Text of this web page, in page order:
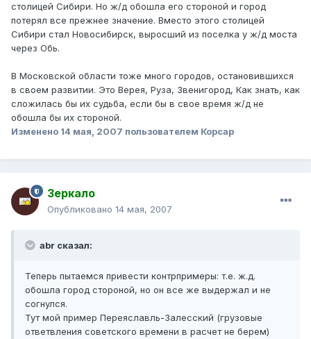
столицей Сибири. Но ж/д обошла его стороной и город
потерял все прежнее значение. Вместо этого столицей
Сибири стал Новосибирск, выросший из поселка у ж/д моста
через Обь.
В Московской области тоже много городов, остановившихся
в своем развитии. Это Верея, Руза, Звенигород, Как знать, как
сложилась бы их судьба, если бы в свое время ж/д не
обошла бы их стороной.
Изменено 14 мая, 2007 пользователем Корсар
Зеркало
Опубликовано 14 мая, 2007
abr сказал:
Теперь пытаемся привести контрпримеры: т.е. ж.д.
обошла город стороной, но он все же выдержал и не
согнулся.
Тут мой пример Переяславль-Залесский (грузовые
ответвления советского времени в расчет не берем)